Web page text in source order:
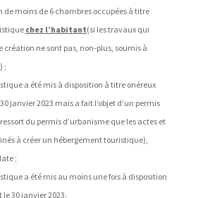
de moins de 6 chambres occupées à titre
chez l’habitant(si les travaux qui
ne sont pas, non-plus, soumis à
;
a été mis à disposition à titre onéreux
janvier 2023 mais a fait l’objet d’un permis
du permis d’urbanisme que les actes et
à créer un hébergement touristique),
;
a été mis au moins une fois à disposition
30 janvier 2023.